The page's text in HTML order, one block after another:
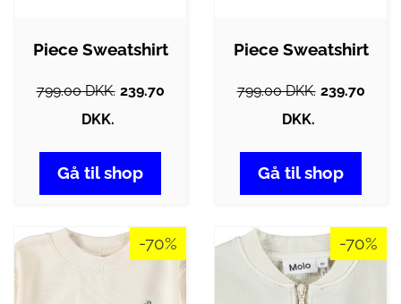
Piece Sweatshirt
799.00 DKK. 239.70
DKK.
Gå til shop
Piece Sweatshirt
799.00 DKK. 239.70
DKK.
Gå til shop
-70% -70%